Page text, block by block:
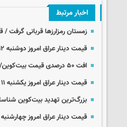
اخبار مرتبط
زمستان رمزارزها قربانی گرفت /
قیمت دینار عراق امروز دوشنبه ۱۲ مرداد ۱۴۰۵
افت ۵۰ درصدی قیمت بیت‌کوین/ نرخ روز ارزهای دیجیتال
قیمت دینار عراق امروز یکشنبه ۱۱ مرداد ۱۴۰۵
بزرگ‌ترین تهدید بیت‌کوین
قیمت دینار عراق امروز چهارشنبه ۷ مرداد ۱۴۰۵